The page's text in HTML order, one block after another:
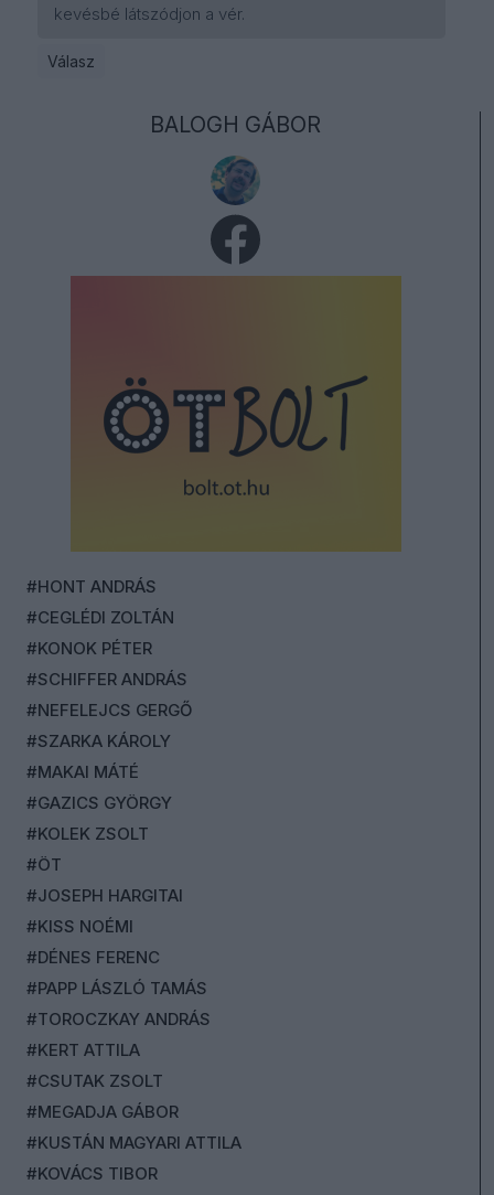
kevésbé látszódjon a vér.
Válasz
BALOGH GÁBOR
#HONT ANDRÁS
#CEGLÉDI ZOLTÁN
#KONOK PÉTER
#SCHIFFER ANDRÁS
#NEFELEJCS GERGŐ
#SZARKA KÁROLY
#MAKAI MÁTÉ
#GAZICS GYÖRGY
#KOLEK ZSOLT
#ÖT
#JOSEPH HARGITAI
#KISS NOÉMI
#DÉNES FERENC
#PAPP LÁSZLÓ TAMÁS
#TOROCZKAY ANDRÁS
#KERT ATTILA
#CSUTAK ZSOLT
#MEGADJA GÁBOR
#KUSTÁN MAGYARI ATTILA
#KOVÁCS TIBOR